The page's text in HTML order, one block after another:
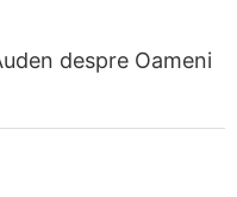
despre Oameni